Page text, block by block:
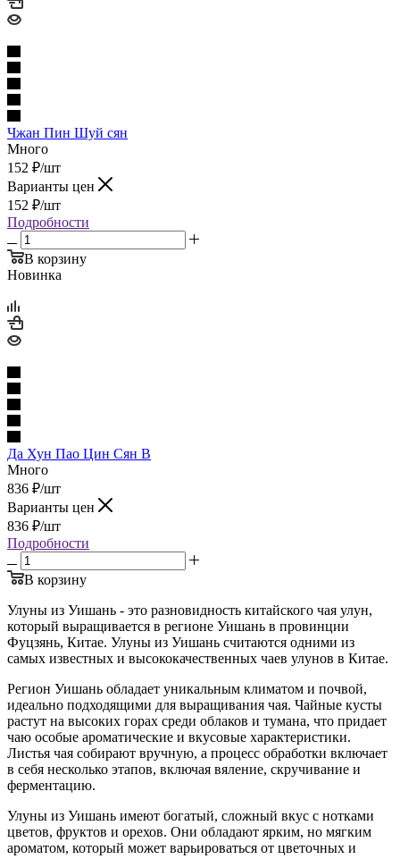
Чжан Пин Шуй сян
Много
152 ₽/шт
Варианты цен
152 ₽/шт
Подробности
В корзину
Новинка
Да Хун Пао Цин Сян В
Много
836 ₽/шт
Варианты цен
836 ₽/шт
Подробности
В корзину
Улуны из Уишань - это разновидность китайского чая улун,
который выращивается в регионе Уишань в провинции
Фуцзянь, Китае. Улуны из Уишань считаются одними из
самых известных и высококачественных чаев улунов в Китае.
Регион Уишань обладает уникальным климатом и почвой,
идеально подходящими для выращивания чая. Чайные кусты
растут на высоких горах среди облаков и тумана, что придает
чаю особые ароматические и вкусовые характеристики.
Листья чая собирают вручную, а процесс обработки включает
в себя несколько этапов, включая вяление, скручивание и
ферментацию.
Улуны из Уишань имеют богатый, сложный вкус с нотками
цветов, фруктов и орехов. Они обладают ярким, но мягким
ароматом, который может варьироваться от цветочных и